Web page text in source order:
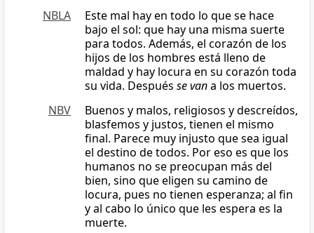
NBLA
Este mal hay en todo lo que se hace
bajo el sol: que hay una misma suerte
para todos. Además, el corazón de los
hijos de los hombres está lleno de
maldad y hay locura en su corazón toda
su vida. Después se vana los muertos.
NBV
Buenos y malos, religiosos y descreídos,
blasfemos y justos, tienen el mismo
final. Parece muy injusto que sea igual
el destino de todos. Por eso es que los
humanos no se preocupan más del
bien, sino que eligen su camino de
locura, pues no tienen esperanza; al fin
y al cabo lo único que les espera es la
muerte.